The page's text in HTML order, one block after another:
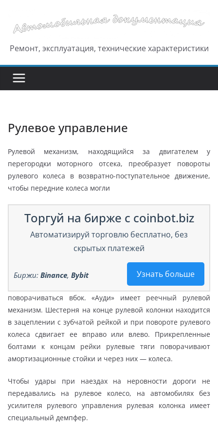
содержимому
Ремонт, эксплуатация, технические характеристики
Рулевое управление
Рулевой механизм, находящийся за двигателем у
перегородки моторного отсека, преобразует повороты
рулевого колеса в возвратно-поступательное движение,
чтобы передние колеса могли
Торгуй на бирже с coinbot.biz
Автоматизируй торговлю бесплатно, без
скрытых платежей
Узнать больше
Биржи: Binance, Bybit
поворачиваться вбок. «Ауди» имеет реечный рулевой
механизм. Шестерня на конце рулевой колонки находится
в зацеплении с зубчатой рейкой и при повороте рулевого
колеса сдвигает ее вправо или влево. Прикрепленные
болтами к концам рейки рулевые тяги поворачивают
амортизационные стойки и через них — колеса.
Чтобы удары при наездах на неровности дороги не
передавались на рулевое колесо, на автомобилях без
усилителя рулевого управления рулевая колонка имеет
специальный демпфер.